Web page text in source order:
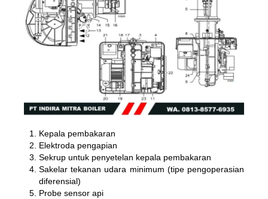
Kepala pembakaran
Elektroda pengapian
Sekrup untuk penyetelan kepala pembakaran
Sakelar tekanan udara minimum (tipe pengoperasian
diferensial)
Probe sensor api